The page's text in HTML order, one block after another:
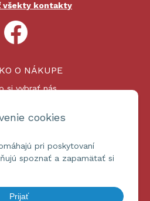
cookies
pri poskytovaní
spoznať a zapamätať si
Prijať
všekty kontakty
O NÁKUPE
si vybrať nás
a doprava
INFORMÁCIE
podmienky